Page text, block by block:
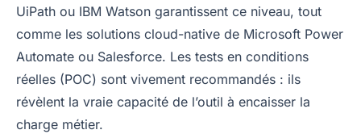
UiPath ou IBM Watson garantissent ce niveau, tout
comme les solutions cloud-native de Microsoft Power
Automate ou Salesforce. Les tests en conditions
réelles (POC) sont vivement recommandés : ils
révèlent la vraie capacité de l’outil à encaisser la
charge métier.